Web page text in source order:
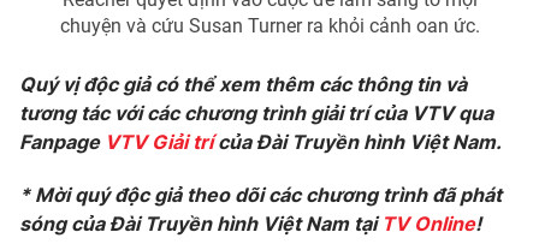
chuyện và cứu Susan Turner ra khỏi cảnh oan ức.
Quý vị độc giả có thể xem thêm các thông tin và
tương tác với các chương trình giải trí của VTV qua
Fanpage VTV Giải trícủa Đài Truyền hình Việt Nam.
* Mời quý độc giả theo dõi các chương trình đã phát
sóng của Đài Truyền hình Việt Nam tại TV Online!